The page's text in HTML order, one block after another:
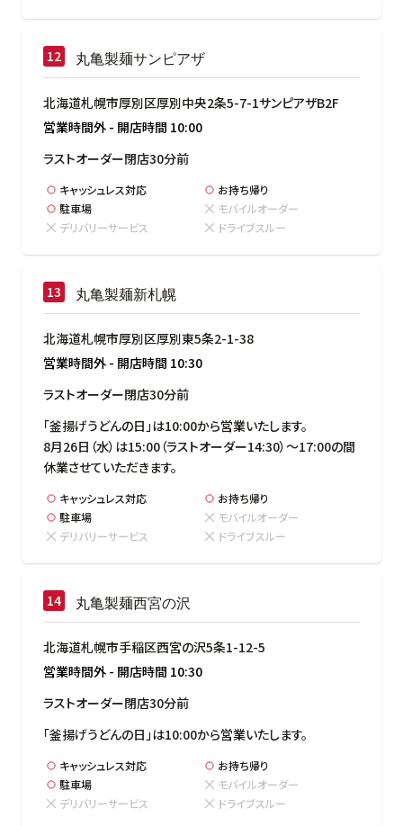
丸亀製麺サンピアザ
北海道札幌市厚別区厚別中央2条5-7-1サンピアザB2F
営業時間外 - 開店時間 10:00
ラストオーダー閉店30分前
キャッシュレス対応
お持ち帰り
駐車場
モバイルオーダー
デリバリーサービス
ドライブスルー
丸亀製麺新札幌
北海道札幌市厚別区厚別東5条2-1-38
営業時間外 - 開店時間 10:30
ラストオーダー閉店30分前
「釜揚げうどんの日」は10:00から営業いたします。
8月26日（水）は15:00（ラストオーダー14:30）～17:00の間
休業させていただきます。
キャッシュレス対応
お持ち帰り
駐車場
モバイルオーダー
デリバリーサービス
ドライブスルー
丸亀製麺西宮の沢
北海道札幌市手稲区西宮の沢5条1-12-5
営業時間外 - 開店時間 10:30
ラストオーダー閉店30分前
「釜揚げうどんの日」は10:00から営業いたします。
キャッシュレス対応
お持ち帰り
駐車場
モバイルオーダー
デリバリーサービス
ドライブスルー